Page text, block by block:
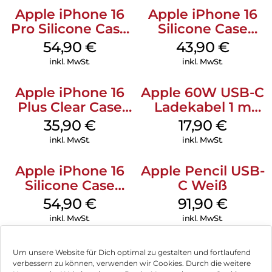
Um unsere Website für Dich optimal zu gestalten und fortlaufend
verbessern zu können, verwenden wir Cookies. Durch die weitere
(LED) lässt sich zudem ausschalten, um für eine angenehme
Dunkelheit in der Nacht zu sorgen.
SOFORTSTART-KOMPLETTSET:
Unser MagSafe Ladeständer liefert maximale Leistung für
drei Geräte gleichzeitig. Im Lieferumfang enthalten ist ein
und effizientes Laden zu gewährleisten. Diese
Komplettlösung erspart dir den Kauf eines zusätzlichen
Adapters. So kannst du deine Geräte direkt nach dem
Auspacken aufladen.
Apple iPhone 16
Pro Silicone Case
MagSafe Black
54,90 €
inkl. MwSt.
Apple iPhone 16
Silicone Case
MagSafe Plum
43,90 €
inkl. MwSt.
Apple iPhone 16
Plus Clear Case
MagSafe
Transparent
35,90 €
inkl. MwSt.
Apple 60W USB-C
Ladekabel 1 m
Weiß
17,90 €
inkl. MwSt.
Apple iPhone 16
Silicone Case
MagSafe Lake
Green
54,90 €
inkl. MwSt.
Apple Pencil USB-
C Weiß
91,90 €
inkl. MwSt.